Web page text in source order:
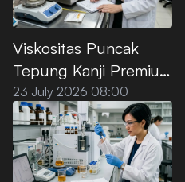
Viskositas Puncak
Tepung Kanji Premium
saat Dipanaskan di Air
23 July 2026 08:00